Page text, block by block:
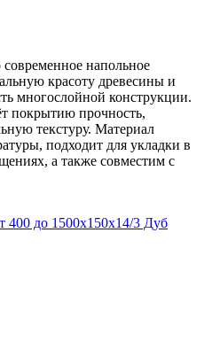
напольное
красоту древесины и
многослойной конструкции.
покрытию прочность,
текстуру. Материал
подходит для укладки в
а также совместим с
400 до 1500х150х14/3 Дуб